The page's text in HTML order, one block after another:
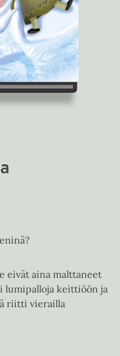
eivät aina malttaneet
lumipalloja keittiöön ja
riitti vierailla